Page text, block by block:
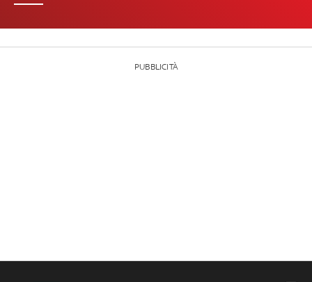
PUBBLICITÀ